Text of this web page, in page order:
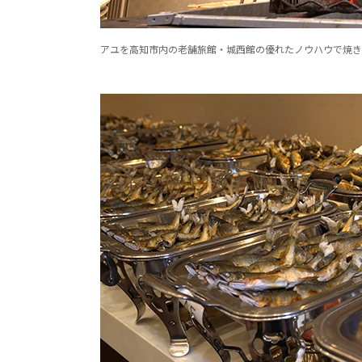
アユを高知市内の老舗旅館・城西館の優れたノウハウで焼